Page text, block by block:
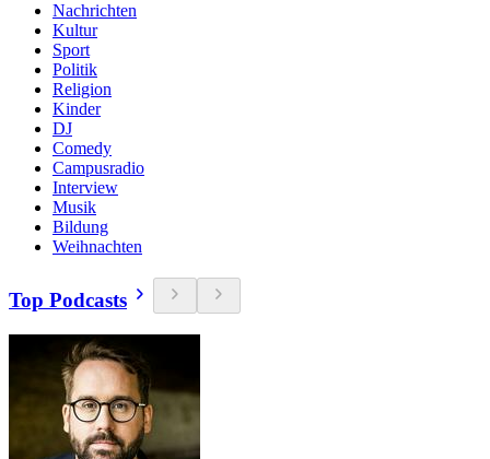
Nachrichten
Kultur
Sport
Politik
Religion
Kinder
DJ
Comedy
Campusradio
Interview
Musik
Bildung
Weihnachten
Top Podcasts